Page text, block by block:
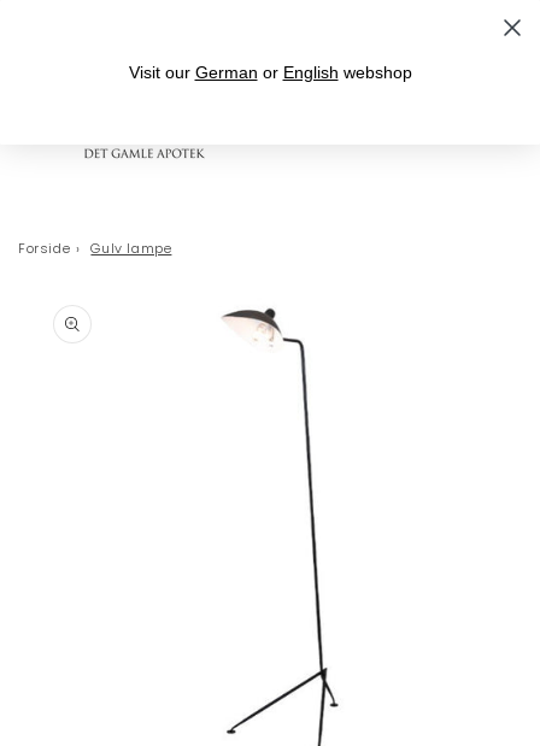
Forside › Gulv lampe
Visit our German or English webshop